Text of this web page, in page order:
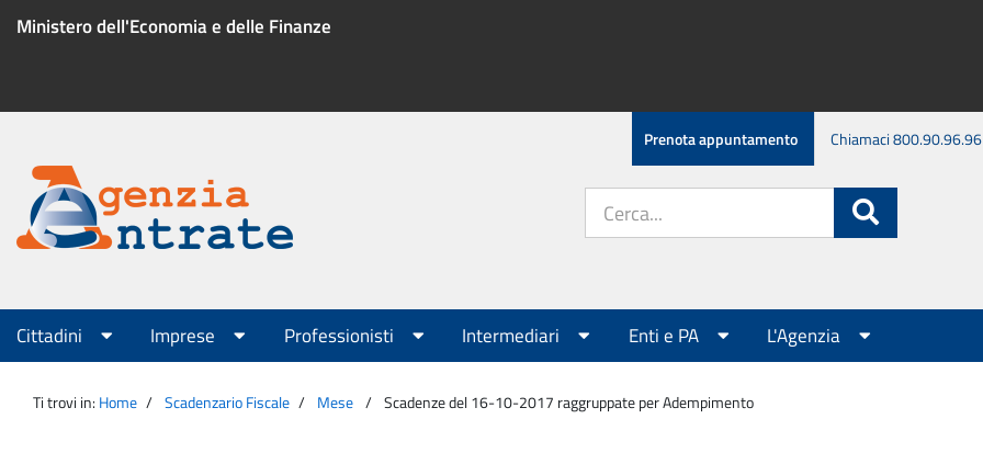
Ministero dell'Economia e delle Finanze
Menu
servizio
Prenota appuntamento Chiamaci 800.90.96.96
Agenzia
Entrate
sito:
Menu
principale
Cittadini Imprese Professionisti Intermediari Enti e PA L'Agenzia
Ti trovi in: Home Scadenzario Fiscale Mese Scadenze del 16-10-2017 raggruppate per Adempimento